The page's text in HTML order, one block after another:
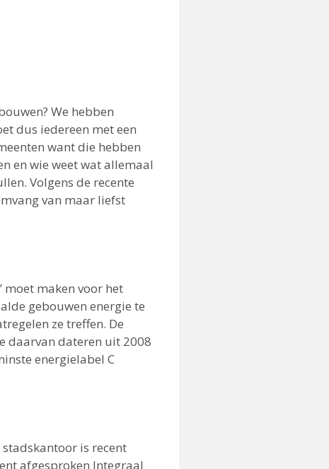
We hebben
dus iedereen met een
want die hebben
en wie weet wat allemaal
Volgens de recente
van maar liefst
moet maken voor het
gebouwen energie te
ze treffen. De
daarvan dateren uit 2008
energielabel C
is recent
afgesproken Integraal